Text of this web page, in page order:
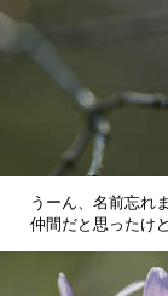
うーん、名前忘れ